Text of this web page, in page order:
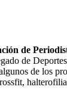
de
de
de los